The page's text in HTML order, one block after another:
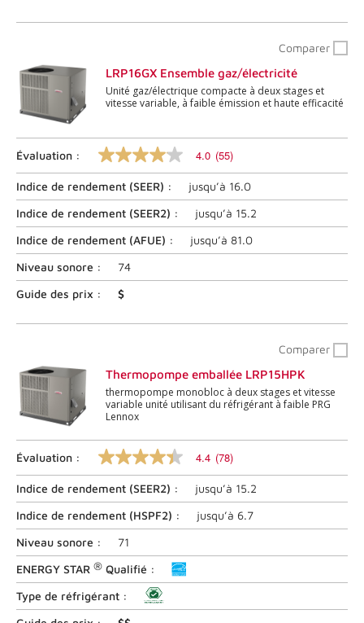
page.
Comparer
LRP16GX Ensemble gaz/électricité
Unité gaz/électrique compacte à deux stages et
vitesse variable, à faible émission et haute efficacité
Évaluation :
4.0
sur
5
étoiles,
valeur
nominale
moyenne.
Lire
les
commentaires
55
page.
4.0 (55)
Indice de rendement (SEER) : jusqu’à 16.0
Indice de rendement (SEER2) : jusqu’à 15.2
Indice de rendement (AFUE) : jusqu’à 81.0
Niveau sonore :
74
Guide des prix :
$
Comparer
Thermopompe emballée LRP15HPK
thermopompe monobloc à deux stages et vitesse
variable unité utilisant du réfrigérant à faible PRG
Lennox
Évaluation :
4.4
sur
5
étoiles,
valeur
nominale
moyenne.
Lire
les
commentaires
78
.
Lien
4.4 (78)
Indice de rendement (SEER2) : jusqu’à 15.2
Indice de rendement (HSPF2) : jusqu’à 6.7
Niveau sonore :
71
ENERGY STAR ® Qualifié :
Type de réfrigérant :